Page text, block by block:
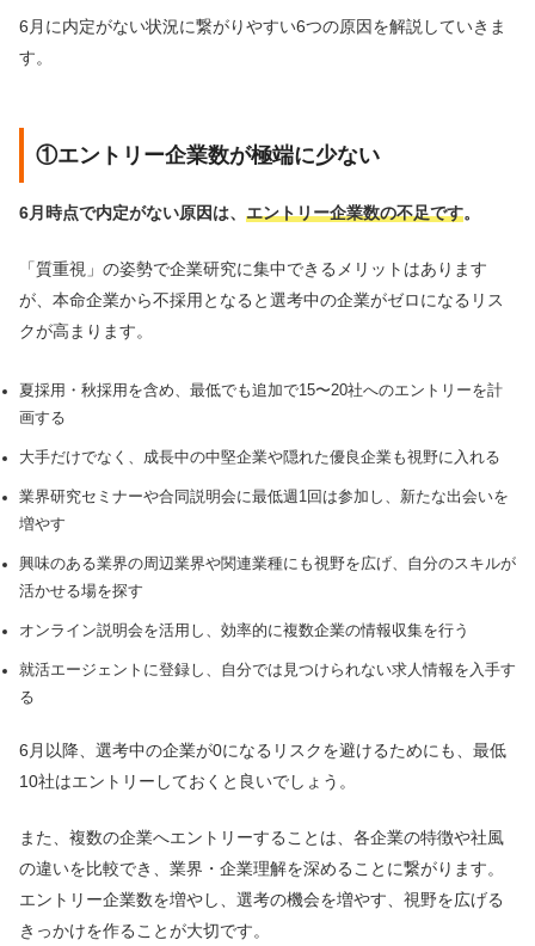
6月に内定がない状況に繋がりやすい6つの原因を解説していきま
す。
①エントリー企業数が極端に少ない
6月時点で内定がない原因は、 エントリー企業数の不足です。
「質重視」の姿勢で企業研究に集中できるメリットはあります
が、本命企業から不採用となると選考中の企業がゼロになるリス
クが高まります。
夏採用・秋採用を含め、最低でも追加で15〜20社へのエントリーを計
画する
大手だけでなく、成長中の中堅企業や隠れた優良企業も視野に入れる
業界研究セミナーや合同説明会に最低週1回は参加し、新たな出会いを
増やす
興味のある業界の周辺業界や関連業種にも視野を広げ、自分のスキルが
活かせる場を探す
オンライン説明会を活用し、効率的に複数企業の情報収集を行う
就活エージェントに登録し、自分では見つけられない求人情報を入手す
る
6月以降、選考中の企業が0になるリスクを避けるためにも、最低
10社はエントリーしておくと良いでしょう。
また、複数の企業へエントリーすることは、各企業の特徴や社風
の違いを比較でき、業界・企業理解を深めることに繋がります。
エントリー企業数を増やし、選考の機会を増やす、視野を広げる
きっかけを作ることが大切です。